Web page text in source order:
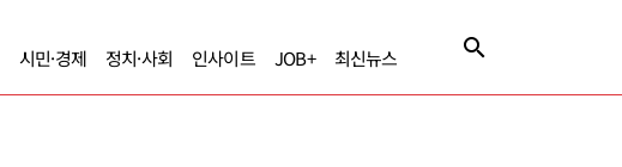
시민·경제 정치·사회 인사이트 JOB+ 최신뉴스